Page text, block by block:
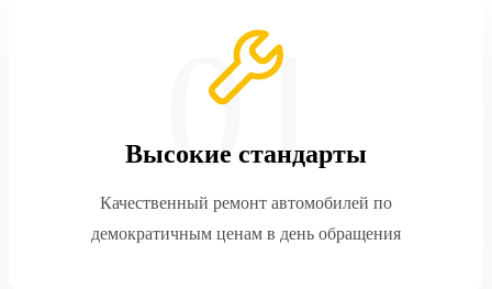
Высокие стандарты
Качественный ремонт автомобилей по
демократичным ценам в день обращения